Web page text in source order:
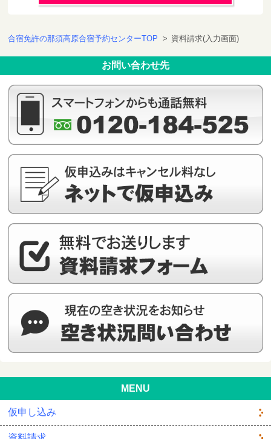
合宿免許の那須高原合宿予約センターTOP > 資料請求(入力画面)
お問い合わせ先
MENU
仮申し込み